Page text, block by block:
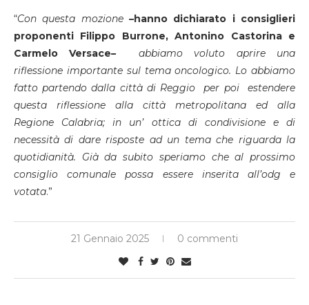
“Con questa mozione –hanno dichiarato i consiglieri
proponenti Filippo Burrone, Antonino Castorina e
Carmelo Versace–
abbiamo voluto aprire una
riflessione importante sul tema oncologico. Lo abbiamo
fatto partendo dalla città di Reggio per poi estendere
questa riflessione alla città metropolitana ed alla
Regione Calabria; in un’ ottica di condivisione e di
necessità di dare risposte ad un tema che riguarda la
quotidianità. Già da subito speriamo che al prossimo
consiglio comunale possa essere inserita all’odg e
votata.”
21 Gennaio 2025 0 commenti